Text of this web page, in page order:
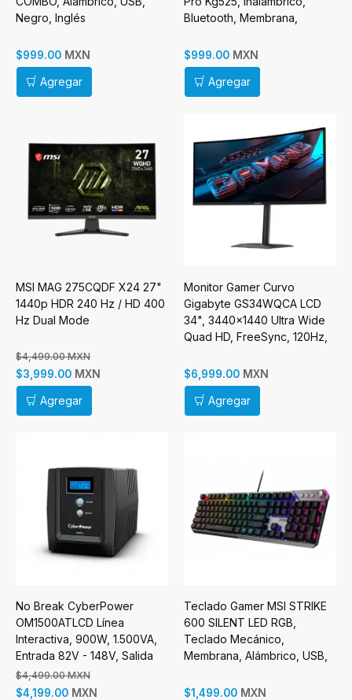
Negro, Inglés
$999.00 MXN
Agregar
Bluetooth, Membrana,
$999.00 MXN
Agregar
MSI MAG 275CQDF X24 27"
1440p HDR 240 Hz / HD 400
Hz Dual Mode
$4,499.00 MXN
$3,999.00 MXN
Agregar
Monitor Gamer Curvo
Gigabyte GS34WQCA LCD
34", 3440x1440 Ultra Wide
Quad HD, FreeSync, 120Hz,
$6,999.00 MXN
Agregar
No Break CyberPower
OM1500ATLCD Línea
Interactiva, 900W, 1.500VA,
Entrada 82V - 148V, Salida
108V - 132V, 8 Salidas
$4,499.00 MXN
$4,199.00 MXN
Teclado Gamer MSI STRIKE
600 SILENT LED RGB,
Teclado Mecánico,
Membrana, Alámbrico, USB,
$1,499.00 MXN